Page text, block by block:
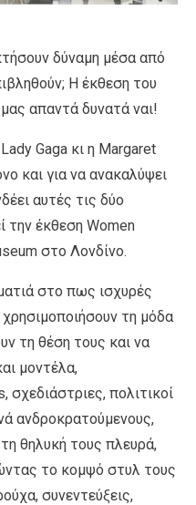
δύναμη μέσα από
Η έκθεση του
απαντά δυνατά ναι!
Gaga κι η Margaret
και για να ανακαλύψει
αυτές τις δύο
την έκθεση Women
στο Λονδίνο.
στο πως ισχυρές
τη μόδα
τη θέση τους και να
μοντέλα,
σχεδιάστριες, πολιτικοί
ανδροκρατούμενους,
θηλυκή τους πλευρά,
το κομψό στυλ τους
συνεντεύξεις,